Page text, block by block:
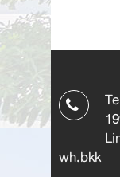
wh.bkk